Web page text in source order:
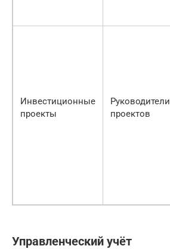
Инвестиционные
проекты
Руководители
проектов
Управленческий учёт